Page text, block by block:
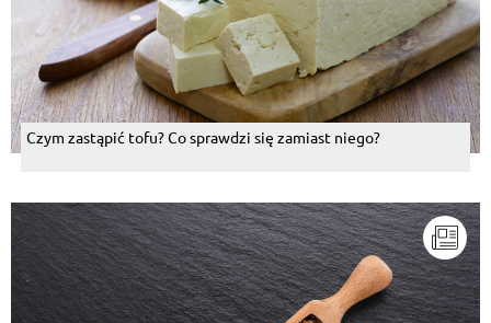
Czym zastąpić tofu? Co sprawdzi się zamiast niego?